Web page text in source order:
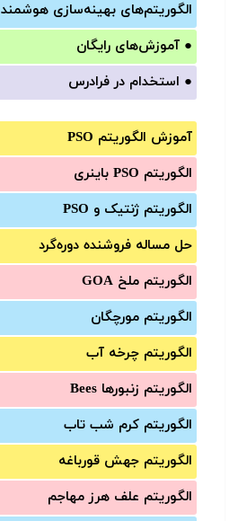
الگوریتم‌های بهینه‌سازی هوشمند
● آموزش‌های رایگان
● استخدام در فرادرس
آموزش الگوریتم PSO
الگوریتم PSO باینری
الگوریتم ژنتیک و PSO
حل مساله فروشنده دوره‌گرد
الگوریتم ملخ GOA
الگوریتم مورچگان
الگوریتم چرخه آب
الگوریتم زنبورها Bees
الگوریتم کرم شب تاب
الگوریتم جهش قورباغه
الگوریتم علف هرز مهاجم